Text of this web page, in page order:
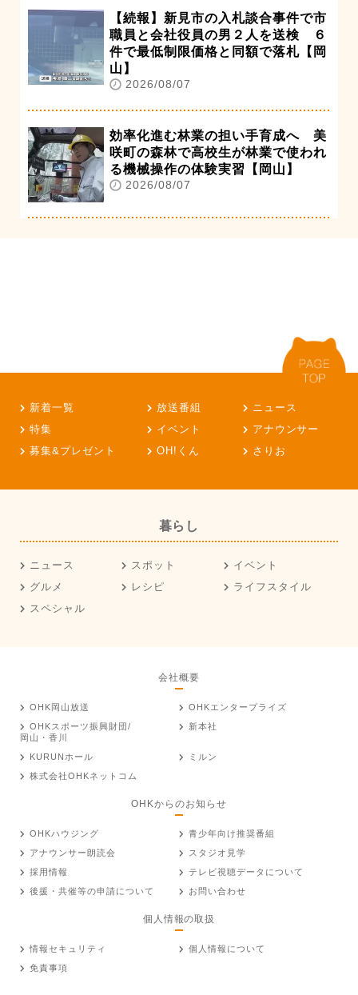
【続報】新見市の入札談合事件で市
職員と会社役員の男２人を送検 ６
件で最低制限価格と同額で落札【岡
山】
2026/08/07
効率化進む林業の担い手育成へ 美
咲町の森林で高校生が林業で使われ
る機械操作の体験実習【岡山】
2026/08/07
新着一覧 放送番組
ニュース
特集
イベント
アナウンサー
募集&プレゼント
OH!くん さりお
暮らし
ニュース スポット
イベント
グルメ
レシピ
ライフスタイル
スペシャル
会社概要
OHK岡山放送
OHKエンタープライズ
OHKスポーツ振興財団/
岡山・香川
新本社
KURUNホール
ミルン
株式会社OHKネットコム
OHKからのお知らせ
OHKハウジング
青少年向け推奨番組
アナウンサー朗読会
スタジオ見学
採用情報
テレビ視聴データについて
後援・共催等の申請について
お問い合わせ
個人情報の取扱
情報セキュリティ
個人情報について
免責事項